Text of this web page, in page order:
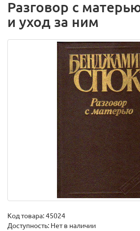
Разговор с
и уход за ним
Код товара:45024
Доступность: Нет в наличии